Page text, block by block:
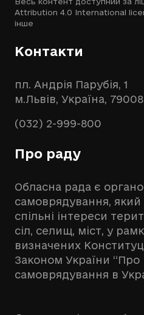
Attribution 4.0 International
інше
Контакти
пл. Андрія Парубія, 1
м.Львів, Україна,
(032) 2-999-800
Про раду
Обласна рада є
самоврядування,
спільні інтереси
сіл, селищ, міст, у
визначених
Законом України “Про
самоврядування в